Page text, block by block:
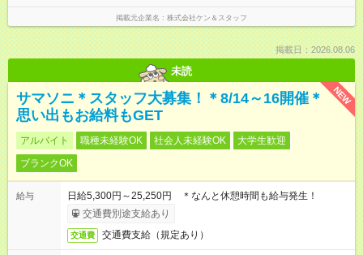
掲載元企業名 株式会社ケン＆スタッフ
掲載日：2026.08.06
未読
NEW
サマソニ＊スタッフ大募集！＊8/14～16開催＊
思い出もお給料もGET
アルバイト 職種未経験OK 社会人未経験OK
大学生歓迎
ブランクOK
給与
日給5,300円～25,250円 ＊なんと休憩時間も給与発生！
交通費別途支給あり
交通費 交通費支給（規定あり）